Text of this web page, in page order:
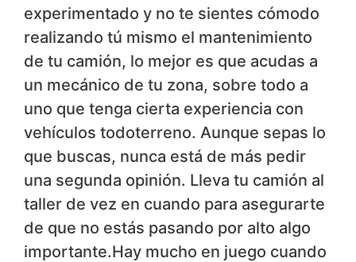
experimentado y no te sientes cómodo
realizando tú mismo el mantenimiento
de tu camión, lo mejor es que acudas a
un mecánico de tu zona, sobre todo a
uno que tenga cierta experiencia con
vehículos todoterreno. Aunque sepas lo
que buscas, nunca está de más pedir
una segunda opinión. Lleva tu camión al
taller de vez en cuando para asegurarte
de que no estás pasando por alto algo
importante.Hay mucho en juego cuando